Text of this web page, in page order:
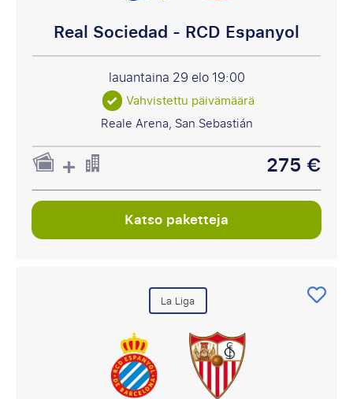
Real Sociedad - RCD Espanyol
lauantaina 29 elo19:00
Vahvistettu päivämäärä
Reale Arena, San Sebastián
275 €
Katso paketteja
La Liga